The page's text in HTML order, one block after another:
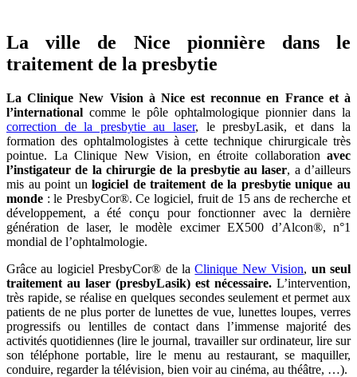
La ville de Nice pionnière dans le
traitement de la presbytie
La Clinique New Vision à Nice est reconnue en France et à
l’international comme le pôle ophtalmologique pionnier dans la
correction de la presbytie au laser, le presbyLasik, et dans la
formation des ophtalmologistes à cette technique chirurgicale très
pointue. La Clinique New Vision, en étroite collaboration avec
l’instigateur de la chirurgie de la presbytie au laser, a d’ailleurs
mis au point un logiciel de traitement de la presbytie unique au
monde : le PresbyCor®. Ce logiciel, fruit de 15 ans de recherche et
développement, a été conçu pour fonctionner avec la dernière
génération de laser, le modèle excimer EX500 d’Alcon®, n°1
mondial de l’ophtalmologie.
Grâce au logiciel PresbyCor® de laClinique New Vision, un seul
traitement au laser (presbyLasik) est nécessaire. L’intervention,
très rapide, se réalise en quelques secondes seulement et permet aux
patients de ne plus porter de lunettes de vue, lunettes loupes, verres
progressifs ou lentilles de contact dans l’immense majorité des
activités quotidiennes (lire le journal, travailler sur ordinateur, lire sur
son téléphone portable, lire le menu au restaurant, se maquiller,
conduire, regarder la télévision, bien voir au cinéma, au théâtre, …).